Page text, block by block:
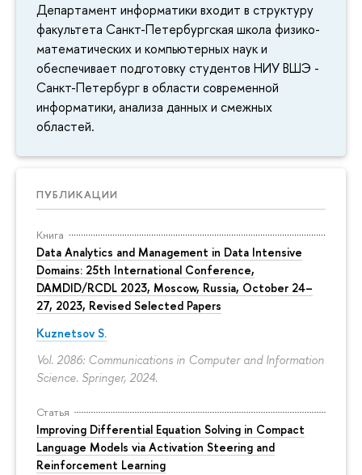
Департамент информатики входит в структуру
факультета Санкт-Петербургская школа физико-
математических и компьютерных наук и
обеспечивает подготовку студентов НИУ ВШЭ -
Санкт-Петербург в области современной
информатики, анализа данных и смежных
областей.
ПУБЛИКАЦИИ
Книга
Data Analytics and Management in Data Intensive
Domains: 25th International Conference,
DAMDID/RCDL 2023, Moscow, Russia, October 24–
27, 2023, Revised Selected Papers
Kuznetsov S.
Vol. 2086: Communications in Computer and Information
Science. Springer, 2024.
Статья
Improving Differential Equation Solving in Compact
Language Models via Activation Steering and
Reinforcement Learning